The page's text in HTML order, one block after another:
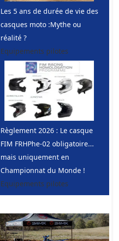
Les 5 ans de durée de vie des
casques moto :Mythe ou
réalité ?
Equipements pilotes
Règlement 2026 : Le casque
FIM FRHPhe-02 obligatoire...
mais uniquement en
Championnat du Monde !
Equipements pilotes